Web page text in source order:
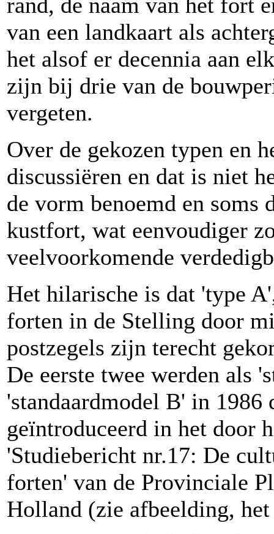
van een landkaart als
het alsof er decennia aan
zijn bij drie van de
vergeten.
Over de gekozen typen en
discussiëren en dat is niet
de vorm benoemd en
kustfort, wat eenvoudiger
veelvoorkomende
Het hilarische is dat 'type
forten in de Stelling door
postzegels zijn terecht
De eerste twee werden als
'standaardmodel B' in 1986
geïntroduceerd in het door
'Studiebericht nr.17: De
forten' van de Provinciale
Holland (zie afbeelding,